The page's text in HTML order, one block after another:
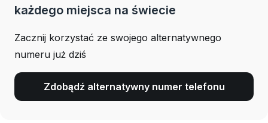
każdego miejsca na świecie
Zacznij korzystać ze swojego alternatywnego
numeru już dziś
Zdobądź alternatywny numer telefonu